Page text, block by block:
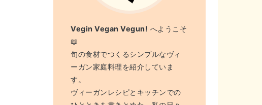
Vegin Vegan Vegun! へようこそ
📖
旬の食材でつくるシンプルなヴィ
ーガン家庭料理を紹介していま
す。
ヴィーガンレシピとキッチンでの